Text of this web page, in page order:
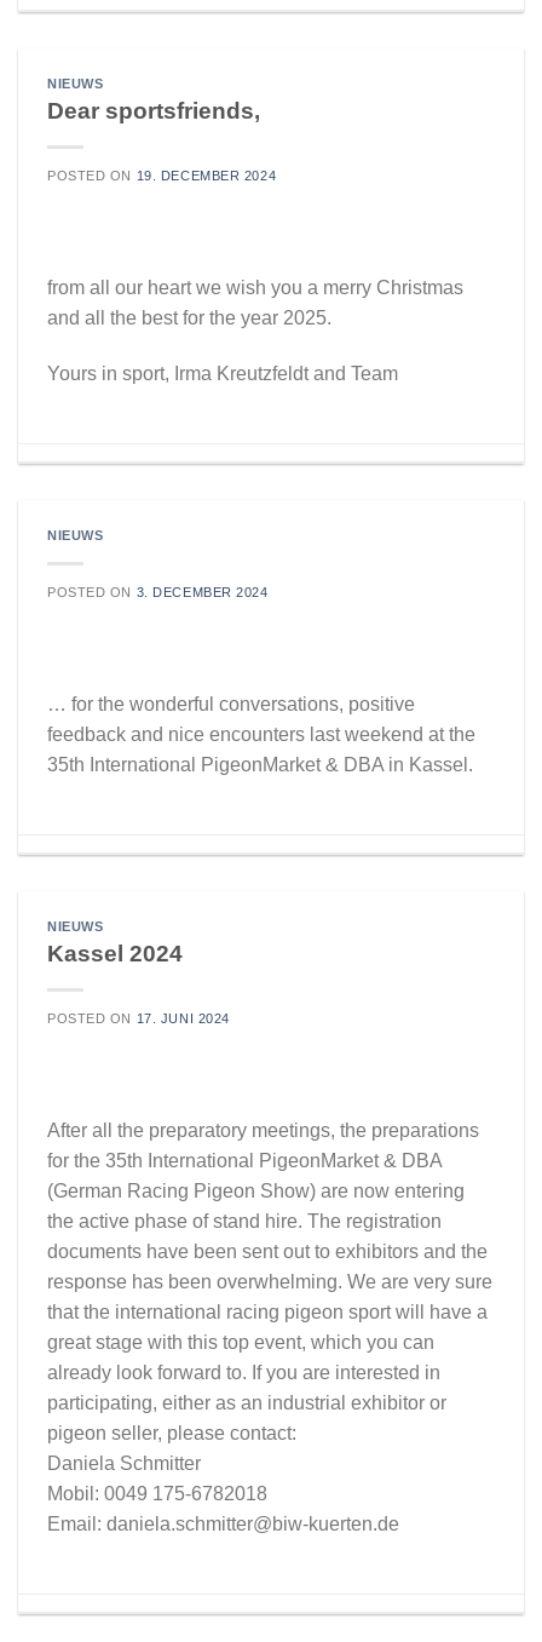
NIEUWS
Dear sportsfriends,
POSTED ON 19. DECEMBER 2024
from all our heart we wish you a merry Christmas
and all the best for the year 2025.
Yours in sport, Irma Kreutzfeldt and Team
NIEUWS
POSTED ON 3. DECEMBER 2024
… for the wonderful conversations, positive
feedback and nice encounters last weekend at the
35th International PigeonMarket & DBA in Kassel.
NIEUWS
Kassel 2024
POSTED ON 17. JUNI 2024
After all the preparatory meetings, the preparations
for the 35th International PigeonMarket & DBA
(German Racing Pigeon Show) are now entering
the active phase of stand hire. The registration
documents have been sent out to exhibitors and the
response has been overwhelming. We are very sure
that the international racing pigeon sport will have a
great stage with this top event, which you can
already look forward to. If you are interested in
participating, either as an industrial exhibitor or
pigeon seller, please contact:
Daniela Schmitter
Mobil: 0049 175-6782018
Email: daniela.schmitter@biw-kuerten.de